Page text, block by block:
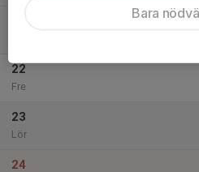
22
Fre
23
Lör
24
Bara